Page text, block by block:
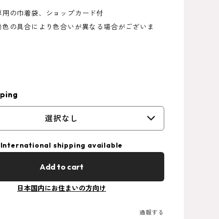
の巾着袋、ショップカード付
の具合により色合いが異なる場合がございま
選択なし
International shipping available
Add to cart
日本国内にお住まいの方向け
通報する